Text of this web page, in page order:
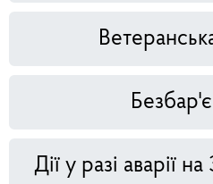
Дії у разі аварії